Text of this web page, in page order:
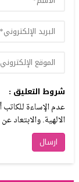
شروط التعليق :
عدم الإساءة
الالهية. والابتعاد